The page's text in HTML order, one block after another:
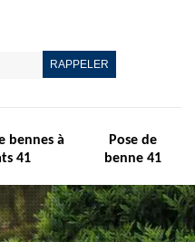
bennes à
41
Pose de
benne 41